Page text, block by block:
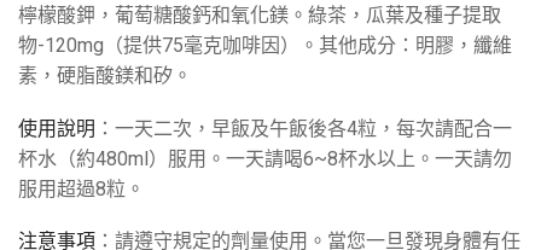
檸檬酸鉀，葡萄糖酸鈣和氧化鎂。綠茶，瓜葉及種子提取
物-120mg（提供75毫克咖啡因）。其他成分：明膠，纖維
素，硬脂酸鎂和矽。
使用說明 ：一天二次，早飯及午飯後各4粒，每次請配合一
杯水（約480ml）服用。一天請喝6~8杯水以上。一天請勿
服用超過8粒。
注意事項 ：請遵守規定的劑量使用。當您一旦發現身體有任